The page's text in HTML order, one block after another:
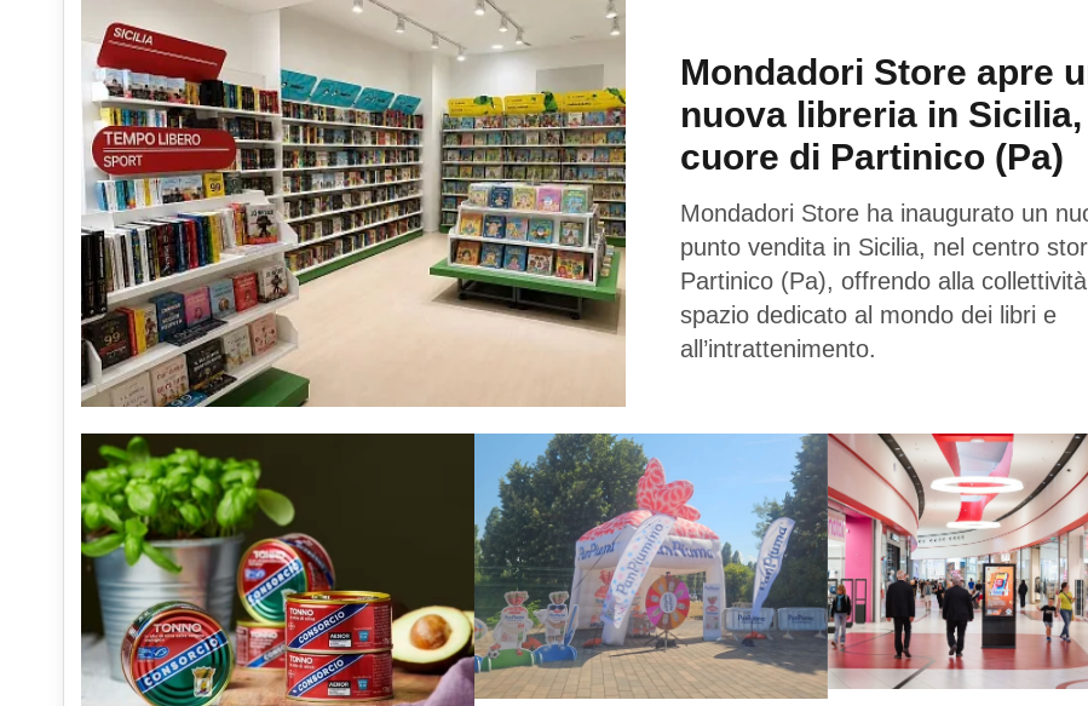
Mondadori Store apre
nuova libreria in Sicilia,
cuore di Partinico (Pa)
Mondadori Store ha inaugurato un
punto vendita in Sicilia, nel centro
Partinico (Pa), offrendo alla
spazio dedicato al mondo dei libri e
all’intrattenimento.